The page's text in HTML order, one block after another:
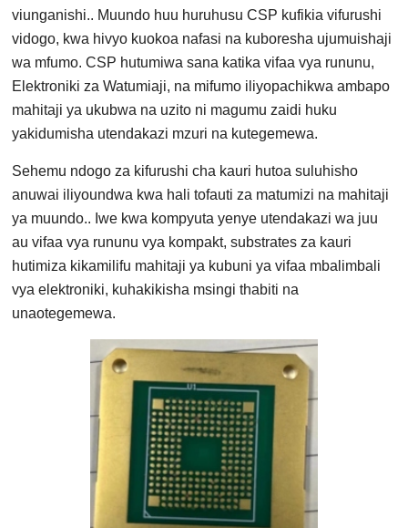
viunganishi.. Muundo huu huruhusu CSP kufikia vifurushi
vidogo, kwa hivyo kuokoa nafasi na kuboresha ujumuishaji
wa mfumo. CSP hutumiwa sana katika vifaa vya rununu,
Elektroniki za Watumiaji, na mifumo iliyopachikwa ambapo
mahitaji ya ukubwa na uzito ni magumu zaidi huku
yakidumisha utendakazi mzuri na kutegemewa.
Sehemu ndogo za kifurushi cha kauri hutoa suluhisho
anuwai iliyoundwa kwa hali tofauti za matumizi na mahitaji
ya muundo.. Iwe kwa kompyuta yenye utendakazi wa juu
au vifaa vya rununu vya kompakt, substrates za kauri
hutimiza kikamilifu mahitaji ya kubuni ya vifaa mbalimbali
vya elektroniki, kuhakikisha msingi thabiti na
unaotegemewa.